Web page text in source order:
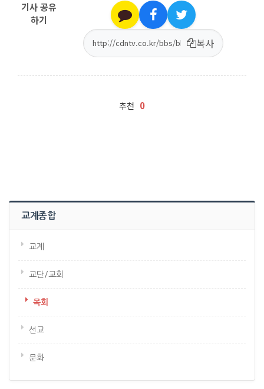
기사 공유
하기
복사
추천 0
교계종합
교계
교단/교회
목회
선교
문화